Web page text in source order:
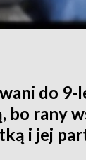
do
bo rany
i jej